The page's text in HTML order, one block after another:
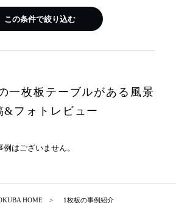
問
この条件で絞り込む
一枚板テーブルがある風景
&フォトレビュー
はございません。
HOME 1枚板の事例紹介